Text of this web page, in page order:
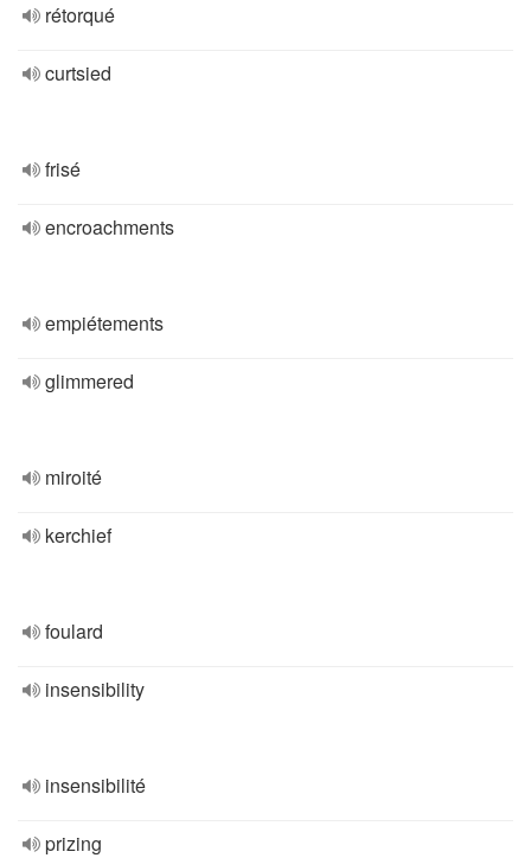
rétorqué
curtsied
frisé
encroachments
empiétements
glimmered
miroité
kerchief
foulard
insensibility
insensibilité
prizing